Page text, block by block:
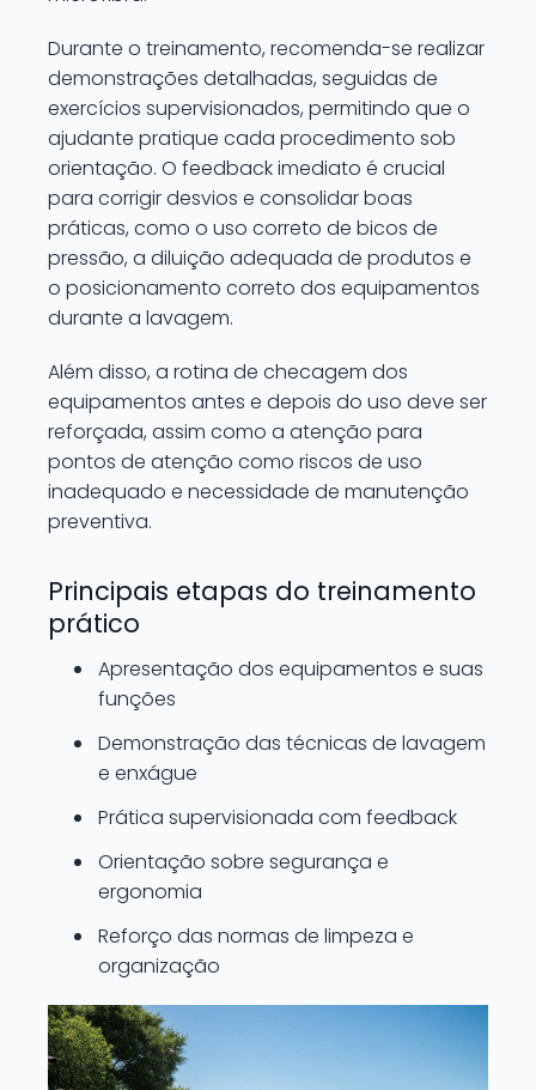
Durante o treinamento, recomenda-se realizar
demonstrações detalhadas, seguidas de
exercícios supervisionados, permitindo que o
ajudante pratique cada procedimento sob
orientação. O feedback imediato é crucial
para corrigir desvios e consolidar boas
práticas, como o uso correto de bicos de
pressão, a diluição adequada de produtos e
o posicionamento correto dos equipamentos
durante a lavagem.
Além disso, a rotina de checagem dos
equipamentos antes e depois do uso deve ser
reforçada, assim como a atenção para
pontos de atenção como riscos de uso
inadequado e necessidade de manutenção
preventiva.
Principais etapas do treinamento
prático
Apresentação dos equipamentos e suas
funções
Demonstração das técnicas de lavagem
e enxágue
Prática supervisionada com feedback
Orientação sobre segurança e
ergonomia
Reforço das normas de limpeza e
organização